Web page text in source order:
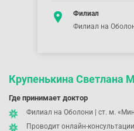
Филиал
Филиал на
Крупенькина Светлана
Где принимает доктор
Филиал на Оболони | ст. м.
Проводит онлайн-консультации